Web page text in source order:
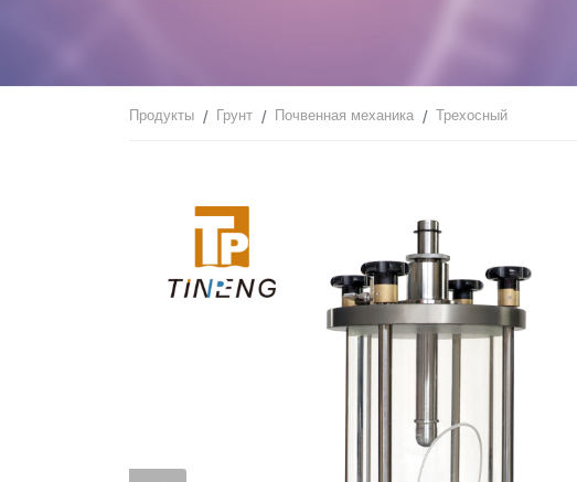
Продукты Грунт Почвенная механика Трехосный